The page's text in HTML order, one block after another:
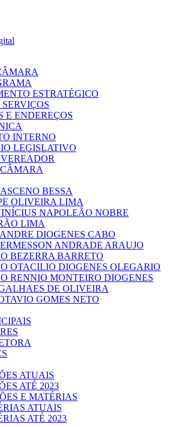
ESTRATÉGICO
E ENDEREÇOS
INTERNO
LEGISLATIVO
BESSA
OLIVEIRA LIMA
NAPOLEÃO NOBRE
LIMA
DIOGENES CABO
ANDRADE ARAUJO
BEZERRA BARRETO
OTACILIO DIOGENES OLEGARIO
RENNIO MONTEIRO DIOGENES
DE OLIVEIRA
GOMES NETO
ATUAIS
ATÉ 2023
E MATÉRIAS
ATUAIS
ATÉ 2023